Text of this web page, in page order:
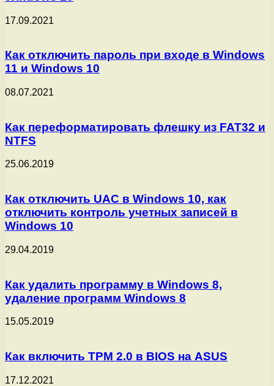
17.09.2021
Как отключить пароль при входе в Windows
11 и Windows 10
08.07.2021
Как переформатировать флешку из FAT32 и
NTFS
25.06.2019
Как отключить UAC в Windows 10, как
отключить контроль учетных записей в
Windows 10
29.04.2019
Как удалить программу в Windows 8,
удаление программ Windows 8
15.05.2019
Как включить TPM 2.0 в BIOS на ASUS
17.12.2021